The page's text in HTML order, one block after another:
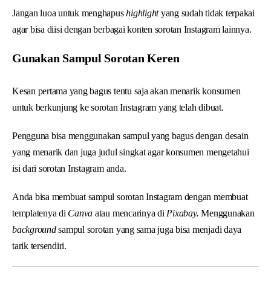
Jangan luoa untuk menghapushighlightyang sudah tidak terpakai
agar bisa diisi dengan berbagai konten sorotan Instagram lainnya.
Gunakan Sampul Sorotan Keren
Kesan pertama yang bagus tentu saja akan menarik konsumen
untuk berkunjung ke sorotan Instagram yang telah dibuat.
Pengguna bisa menggunakan sampul yang bagus dengan desain
yang menarik dan juga judul singkat agar konsumen mengetahui
isi dari sorotan Instagram anda.
Anda bisa membuat sampul sorotan Instagram dengan membuat
templatenya di Canva atau mencarinya di Pixabay. Menggunakan
backgroundsampul sorotan yang sama juga bisa menjadi daya
tarik tersendiri.